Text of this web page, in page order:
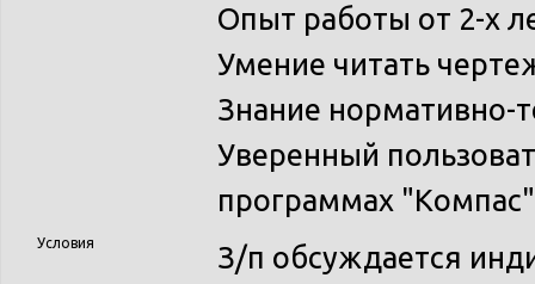
Опыт работы от 2-х
Умение читать
Знание нормативно-
Уверенный
программах
Условия
З/п обсуждается